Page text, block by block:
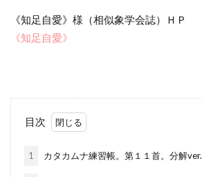
《知足自愛》様（相似象学会誌）ＨＰ
《知足自愛》
目次
1 カタカムナ練習帳。第１１首。分解ver.